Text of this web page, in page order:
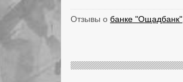
Отзывы о банке "Ощадбанк"